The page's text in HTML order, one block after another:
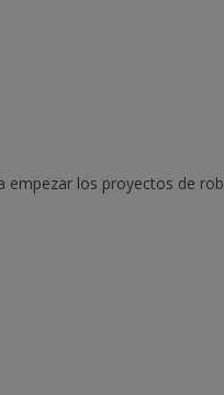
empezar los proyectos de